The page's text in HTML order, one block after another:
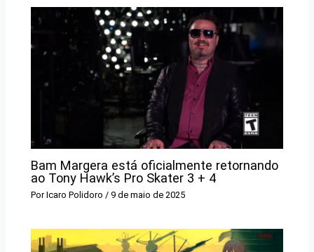
Bam Margera está oficialmente retornando
ao Tony Hawk’s Pro Skater 3 + 4
PorIcaro Polidoro /9 de maio de 2025